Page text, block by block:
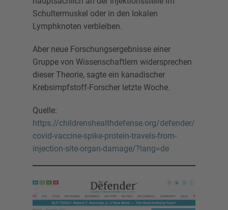
Schultermuskel oder in den lokalen
Lymphknoten verbleiben.
Aber neue Forschungsergebnisse einer
Gruppe von Wissenschaftlern widersprechen
dieser Theorie, sagte ein kanadischer
Krebsimpfstoff-Forscher letzte Woche.
Quelle:
https://childrenshealthdefense.org/defender/
covid-vaccine-spike-protein-travels-from-
injection-site-organ-damage/?lang=de